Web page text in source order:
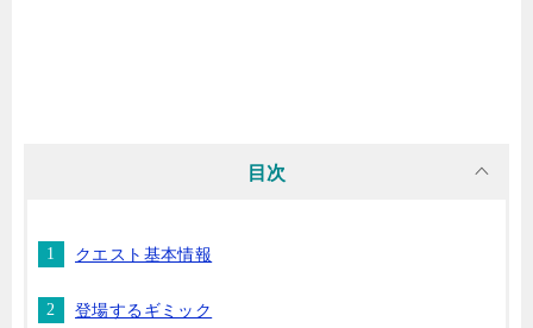
目次
クエスト基本情報
登場するギミック